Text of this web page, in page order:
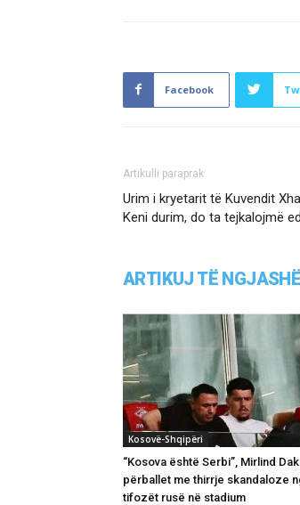
Facebook
Artikulli paraprak
Urim i kryetarit të Kuvendit
Keni durim, do ta tejkalojmë
ARTIKUJ TË
Kosovë-Shqipëri
“Kosova është Serbi”, Mirlind
përballet me thirrje skandaloze
tifozët rusë në stadium